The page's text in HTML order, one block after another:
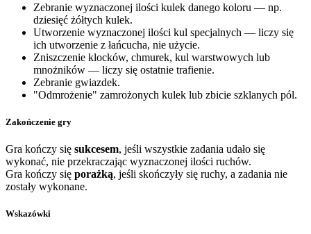
Zebranie wyznaczonej ilości kulek danego koloru — np.
dziesięć żółtych kulek.
Utworzenie wyznaczonej ilości kul specjalnych — liczy się
ich utworzenie z łańcucha, nie użycie.
Zniszczenie klocków, chmurek, kul warstwowych lub
mnożników — liczy się ostatnie trafienie.
Zebranie gwiazdek.
"Odmrożenie" zamrożonych kulek lub zbicie szklanych pól.
Zakończenie gry
Gra kończy się sukcesem, jeśli wszystkie zadania udało się
wykonać, nie przekraczając wyznaczonej ilości ruchów.
Gra kończy się porażką, jeśli skończyły się ruchy, a zadania nie
zostały wykonane.
Wskazówki